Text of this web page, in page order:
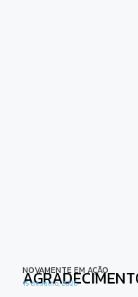
NOVAMENTE EM AÇÃO
15 de Julho, 2026